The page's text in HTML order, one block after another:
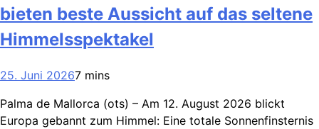
bieten beste Aussicht auf das seltene
Himmelsspektakel
25. Juni 20267 mins
Palma de Mallorca (ots) – Am 12. August 2026 blickt
Europa gebannt zum Himmel: Eine totale Sonnenfinsternis